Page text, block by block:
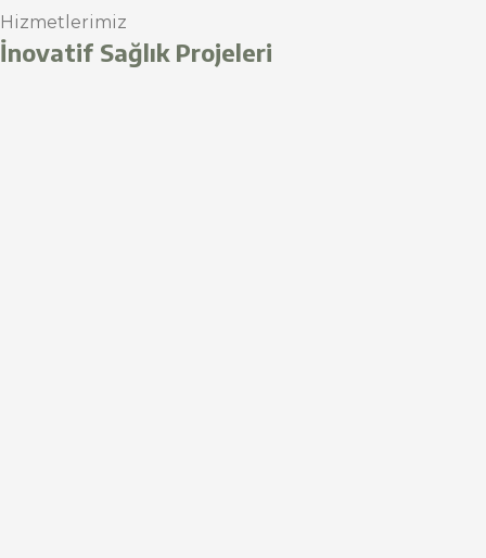
Hizmetlerimiz
İnovatif Sağlık Projeleri